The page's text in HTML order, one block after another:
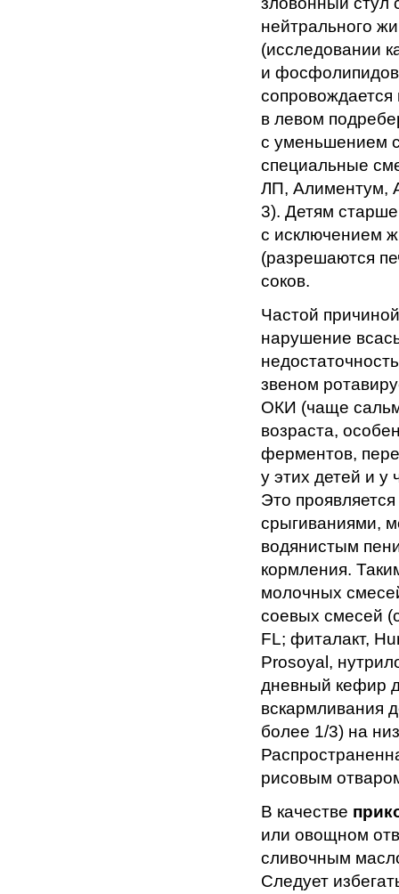
нейтрального
(исследовании
и фосфолипидов
в левом
с уменьшением
специальные
ЛП, Алиментум,
3). Детям
с исключением
(разрешаются
соков.
Частой
нарушение
звеном
ОКИ (чаще
возраста,
ферментов,
у этих детей и
Это
срыгиваниями,
водянистым
кормления.
молочных
соевых смесей
FL; фиталакт,
Prosoyal,
дневный кефир
вскармливания
более 1/3) на
рисовым
В качестве
или овощном
сливочным
Следует